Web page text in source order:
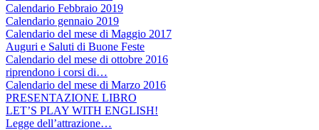
Calendario Febbraio 2019
Calendario gennaio 2019
Calendario del mese di Maggio 2017
Auguri e Saluti di Buone Feste
Calendario del mese di ottobre 2016
riprendono i corsi di…
Calendario del mese di Marzo 2016
PRESENTAZIONE LIBRO
LET’S PLAY WITH ENGLISH!
Legge dell’attrazione…